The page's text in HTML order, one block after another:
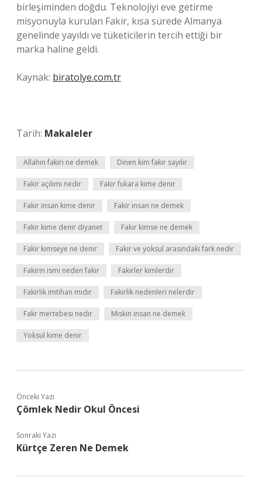
birleşiminden doğdu. Teknolojiyi eve getirme
misyonuyla kurulan Fakir, kısa sürede Almanya
genelinde yayıldı ve tüketicilerin tercih ettiği bir
marka haline geldi.
Kaynak: biratolye.com.tr
Tarih: Makaleler
Allahın fakiri ne demek Dinen kim fakir sayılır
Fakir açılımı nedir Fakir fukara kime denir
Fakir insan kime denir Fakir insan ne demek
Fakir kime denir diyanet Fakir kimse ne demek
Fakir kimseye ne denir Fakir ve yoksul arasındaki fark nedir
Fakirin ismi neden fakir Fakirler kimlerdir
Fakirlik imtihan mıdır Fakirlik nedenleri nelerdir
Fakr mertebesi nedir Miskin insan ne demek
Yoksul kime denir
Önceki Yazı
Çömlek Nedir Okul Öncesi
Sonraki Yazı
Kürtçe Zeren Ne Demek